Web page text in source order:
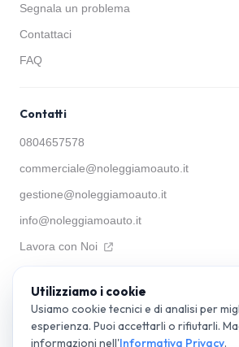
Segnala un problema
Contattaci
FAQ
Contatti
0804657578
commerciale@noleggiamoauto.it
gestione@noleggiamoauto.it
info@noleggiamoauto.it
Lavora con Noi
Apophis SRL
Via Santa Teresa a Chiaia, 39 —
© 2026 noleggiamoauto.it. Parte del Gruppo
Utilizziamo i cookie
Usiamo cookie tecnici e di analisi per
esperienza. Puoi accettarli o rifiutarli.
informazioni nell'Informativa Privacy.